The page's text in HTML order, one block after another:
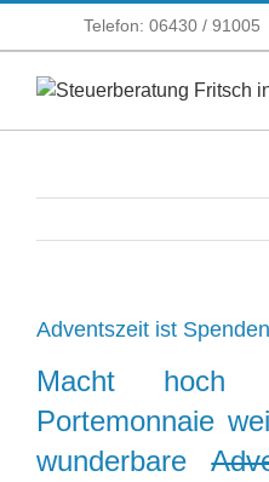
Telefon: 06430 / 91005
Adventszeit ist
Macht
Portemonnaie
wunderbare